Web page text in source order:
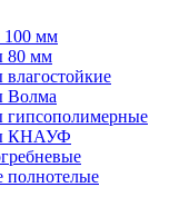
100 мм
80 мм
Волма
гипсополимерные
КНАУФ
полнотелые